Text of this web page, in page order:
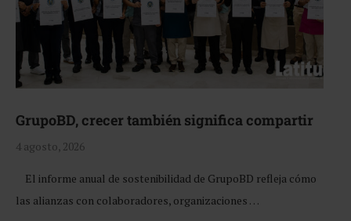
GrupoBD, crecer también significa compartir
4 agosto, 2026
El informe anual de sostenibilidad de GrupoBD refleja cómo
las alianzas con colaboradores, organizaciones …